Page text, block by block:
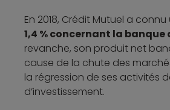
En 2018, Crédit Mutuel a connu
1,4 % concernant la banque
revanche, son produit net
cause de la chute des
la régression de ses activités
d’investissement.